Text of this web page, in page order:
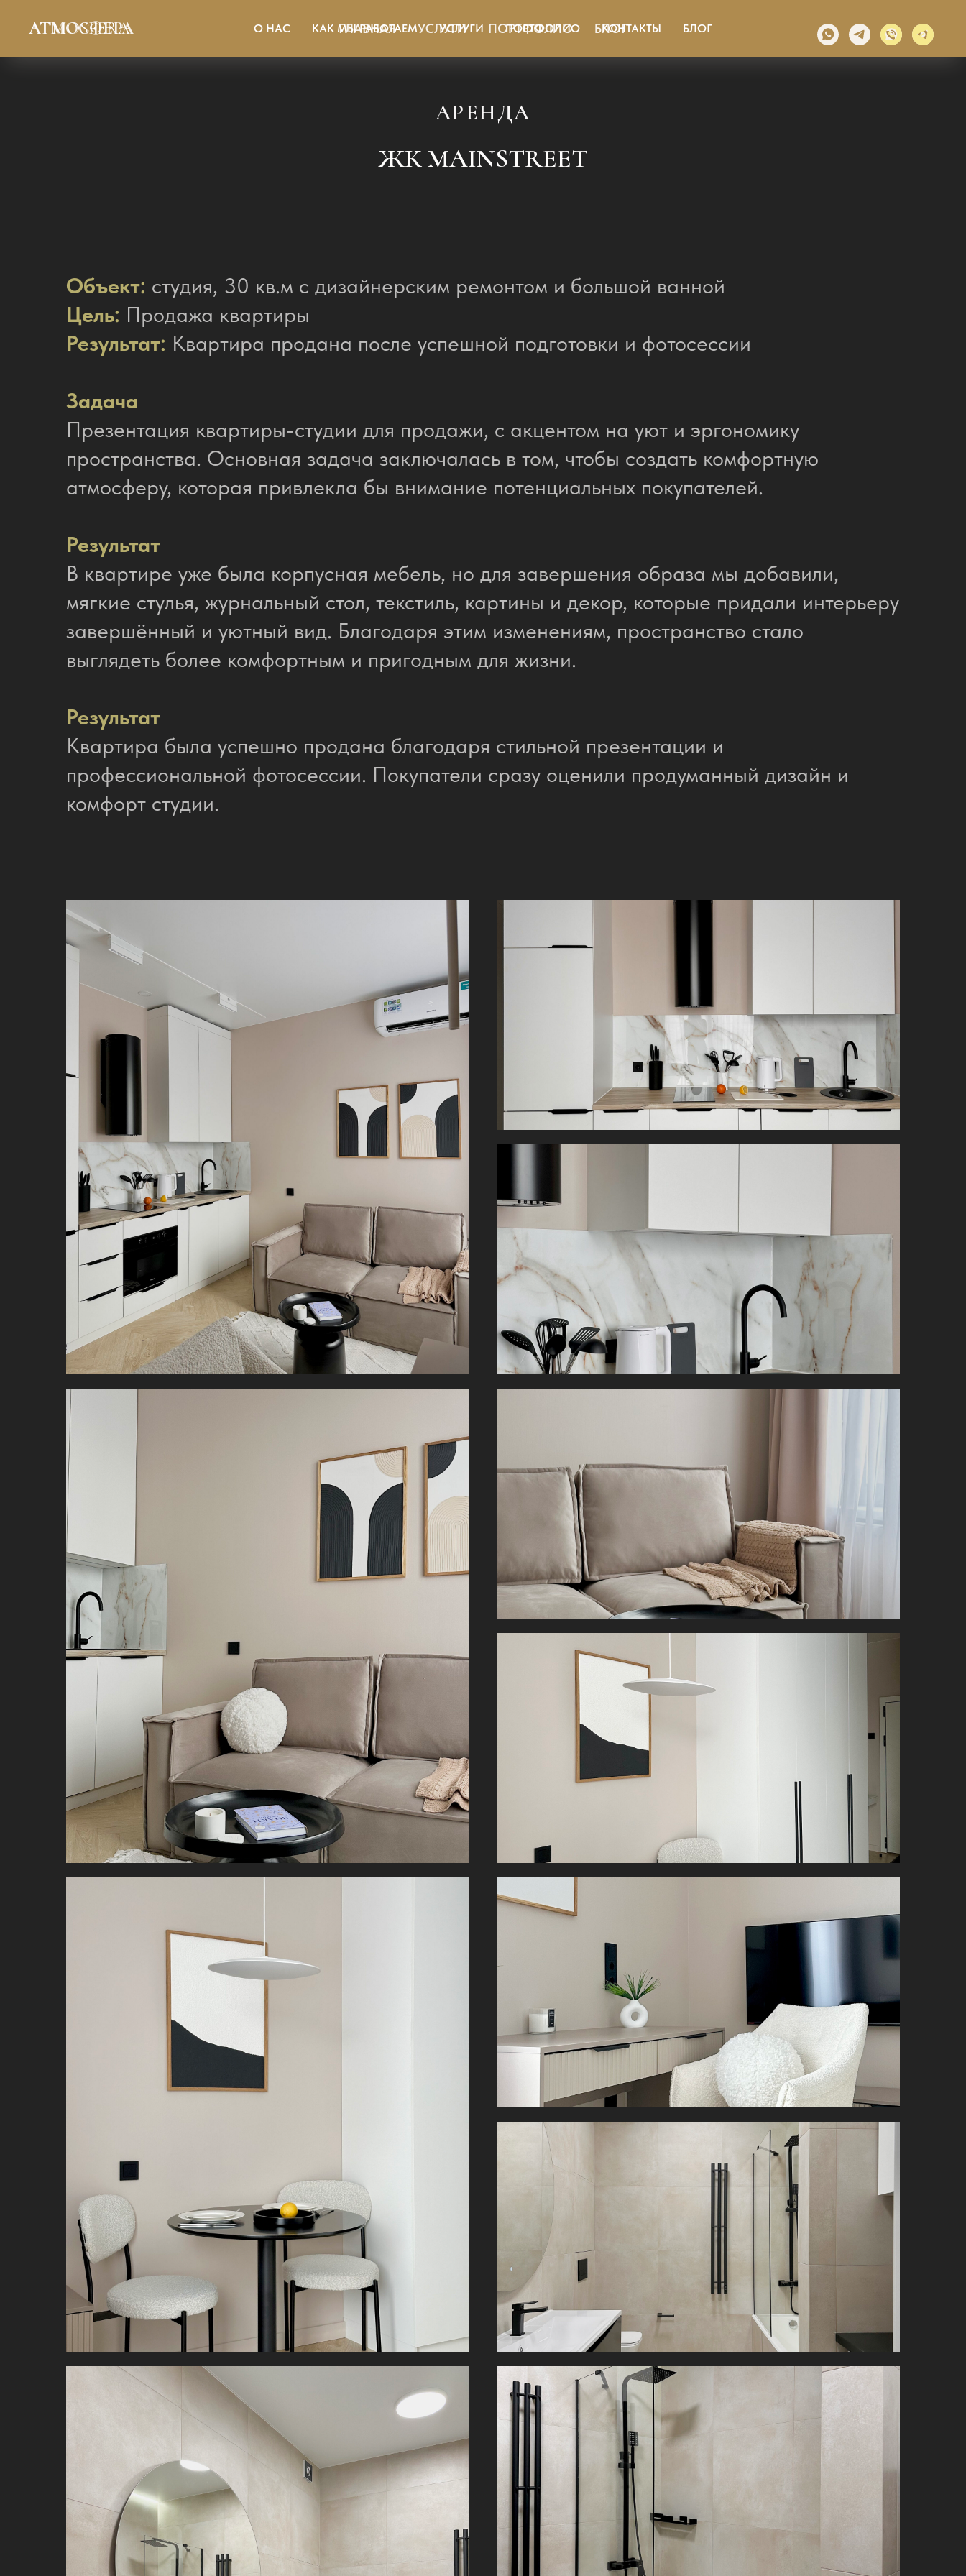
АТМОСФЕРА ГЛАВНАЯ УСЛУГИ ПОРТФОЛИО БЛОГ
ATMOSFERA О НАС КАК МЫ РАБОТАЕМ УСЛУГИ ПОРТФОЛИО КОНТАКТЫ БЛОГ
АРЕНДА
ЖК MAINSTREET
Объект: студия, 30 кв.м с дизайнерским ремонтом и большой ванной
Цель: Продажа квартиры
Результат: Квартира продана после успешной подготовки и фотосессии
Задача
Презентация квартиры-студии для продажи, с акцентом на уют и эргономику
пространства. Основная задача заключалась в том, чтобы создать комфортную
атмосферу, которая привлекла бы внимание потенциальных покупателей.
Результат
В квартире уже была корпусная мебель, но для завершения образа мы добавили,
мягкие стулья, журнальный стол, текстиль, картины и декор, которые придали интерьеру
завершённый и уютный вид. Благодаря этим изменениям, пространство стало
выглядеть более комфортным и пригодным для жизни.
Результат
Квартира была успешно продана благодаря стильной презентации и
профессиональной фотосессии. Покупатели сразу оценили продуманный дизайн и
комфорт студии.